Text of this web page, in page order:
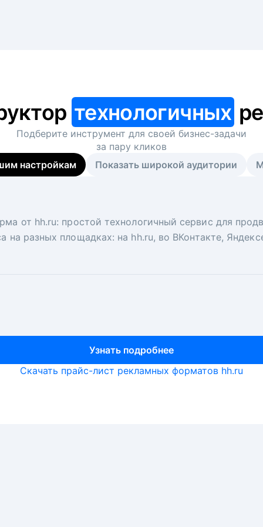
технологичных
Подберите инструмент для своей бизнес-задачи
за пару кликов
настройкам
Показать широкой аудитории
от hh.ru: простой технологичный сервис для
на разных площадках: на hh.ru, во ВКонтакте,
Узнать подробнее
вакансий на главной странице hh.ru.
ключ. Решите, сколько кандидатов и когда вам
рекрутеры и проектные менеджеры hh.ru с
Узнать подробнее
Скачать прайс-лист рекламных форматов hh.ru